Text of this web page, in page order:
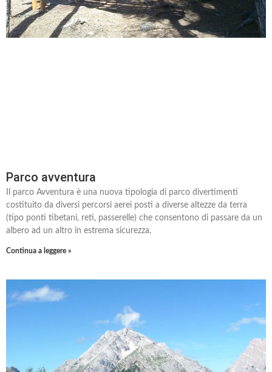
Parco avventura
Il parco Avventura è una nuova tipologia di parco divertimenti
costituito da diversi percorsi aerei posti a diverse altezze da terra
(tipo ponti tibetani, reti, passerelle) che consentono di passare da un
albero ad un altro in estrema sicurezza.
Continua a leggere »